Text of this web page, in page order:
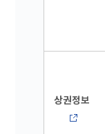
상권정보